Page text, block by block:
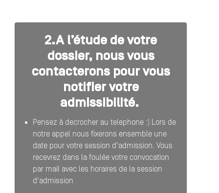
2.A l’étude de votre
dossier, nous vous
contacterons pour vous
notifier votre
admissibilité.
Pensez à decrocher au telephone :) Lors de
notre appel nous fixerons ensemble une
date pour votre session d'admission. Vous
recevrez dans la foulée votre convocation
par mail avec les horaires de la session
d'admission